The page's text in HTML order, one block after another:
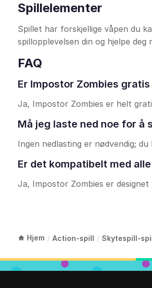
Spillelementer
Spillet har forskjellige våpen du
spillopplevelsen din og hjelpe deg
FAQ
Er Impostor Zombies gratis
Ja, Impostor Zombies er helt
Må jeg laste ned noe for å
Ingen nedlasting er nødvendig;
Er det kompatibelt med
Ja, Impostor Zombies er
Hjem / Action-spill / Skytespill-